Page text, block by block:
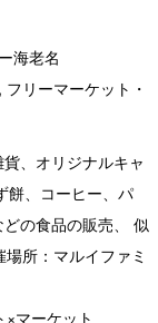
海老名
, フリーマーケット・
、オリジナルキャ
餅、コーヒー、パ
の食品の販売、 似
所：マルイファミ
マーケット